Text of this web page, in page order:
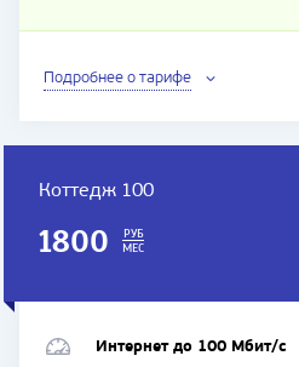
Подробнее о тарифе
Коттедж 100
1800
РУБ
МЕС
Интернет до 100 Мбит/с